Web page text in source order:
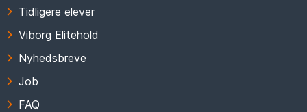
Tidligere elever
Viborg Elitehold
Nyhedsbreve
Job
FAQ